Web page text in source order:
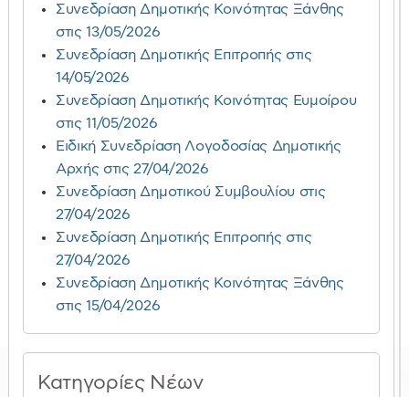
Συνεδρίαση Δημοτικής Κοινότητας Ξάνθης
στις 13/05/2026
Συνεδρίαση Δημοτικής Επιτροπής στις
14/05/2026
Συνεδρίαση Δημοτικής Κοινότητας Ευμοίρου
στις 11/05/2026
Ειδική Συνεδρίαση Λογοδοσίας Δημοτικής
Αρχής στις 27/04/2026
Συνεδρίαση Δημοτικού Συμβουλίου στις
27/04/2026
Συνεδρίαση Δημοτικής Επιτροπής στις
27/04/2026
Συνεδρίαση Δημοτικής Κοινότητας Ξάνθης
στις 15/04/2026
Κατηγορίες Νέων